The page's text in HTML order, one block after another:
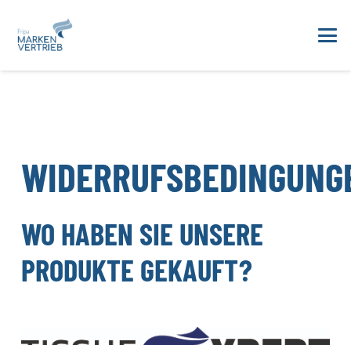
WO HABEN SIE UNSERE
PRODUKTE GEKAUFT?